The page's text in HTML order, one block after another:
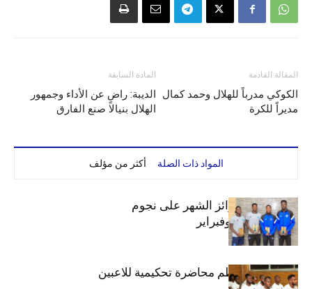
المادة السابقة
الديبة: راضٍ عن الأداء وجمهور
الهلال بنيالا صنع الفارق
المقالة القادمة
الكوكي مدرباً للهلال وحمد كمال
مديراً للكرة
المواد ذات الصلة أكثر من مؤلف
الهلال يوزع جوائز الشهر على نجوم
ديسمبر.. يناير وفبراير
دائرة الكرة تنظم محاضرة تحكيمية للاعبين